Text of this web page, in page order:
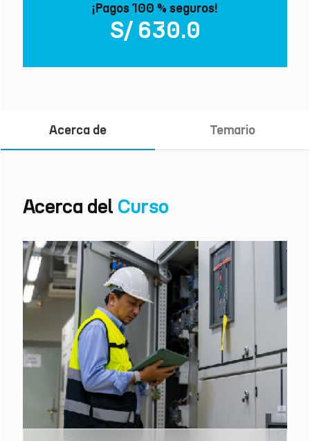
¡Pagos 100 % seguros!
S/ 630.0
Acerca de Temario
Acerca del Curso